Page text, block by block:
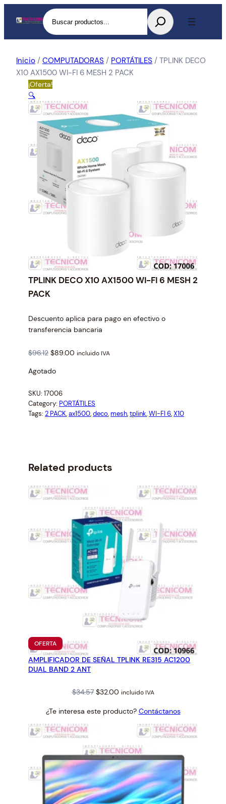
Buscar
Inicio / COMPUTADORAS / PORTÁTILES / TPLINK DECO
X10 AX1500 WI-FI 6 MESH 2 PACK
¡Oferta!
🔍
TPLINK DECO X10 AX1500 WI-FI 6 MESH 2
PACK
Descuento aplica para pago en efectivo o
transferencia bancaria
$96.12 O
i
i
n
a
i
e
w
:
$
1
2
$89.00 C
n
t
s
$
8
9
.
0
0
.
incluido IVA
Agotado
SKU: 17006
Category: PORTÁTILES
Tags: 2 PACK, ax1500, deco, mesh, tplink, WI-FI 6, X10
Related products
OFERTAPRODUCTO
EN
OFERTA
AMPLIFICADOR DE SEÑAL TPLINK RE315 AC1200
DUAL BAND 2 ANT
$34.57 Original
was:
$32.00Current
is:
$32.00.
incluido IVA
¿Te interesa este producto? Contáctanos